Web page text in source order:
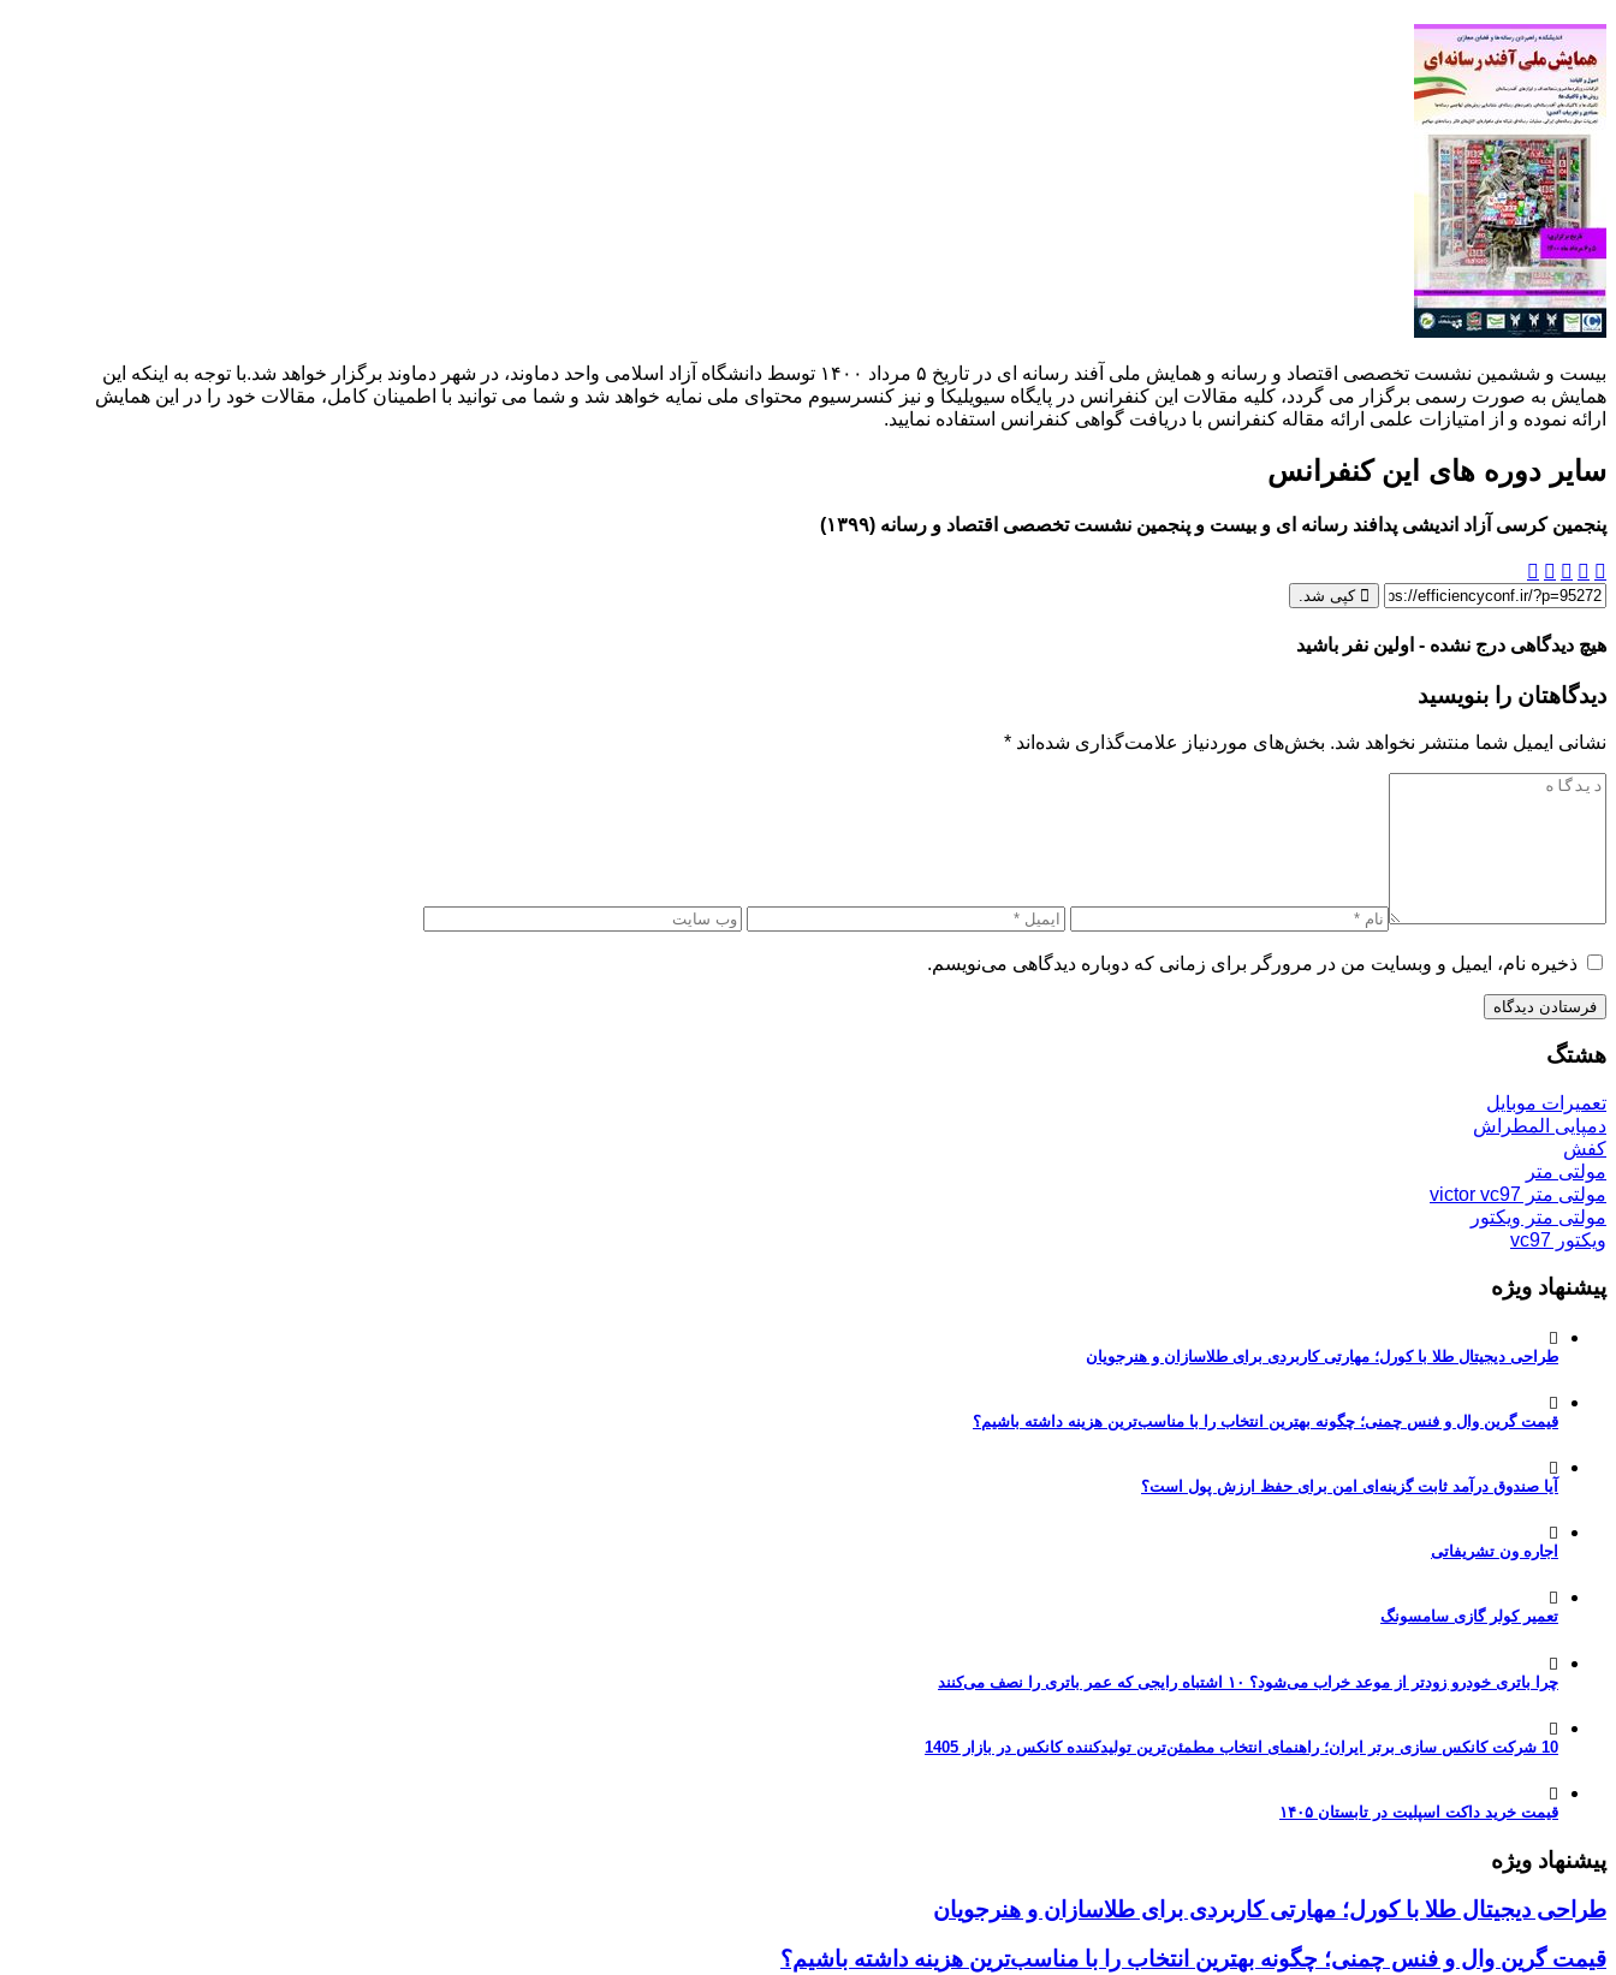
بیست و ششمین نشست تخصصی اقتصاد و رسانه و همایش ملی آفند رسانه ای در تاریخ ۵ مرداد ۱۴۰۰ توسط دانشگاه آزاد اسلامی واحد دماوند، در شهر دماوند برگزار خواهد شد.با توجه به اینکه این
همایش به صورت رسمی برگزار می گردد، کلیه مقالات این کنفرانس در پایگاه سیویلیکا و نیز کنسرسیوم محتوای ملی نمایه خواهد شد و شما می توانید با اطمینان کامل، مقالات خود را در این همایش
ارائه نموده و از امتیازات علمی ارائه مقاله کنفرانس با دریافت گواهی کنفرانس استفاده نمایید.
سایر دوره های این کنفرانس
پنجمین کرسی آزاد اندیشی پدافند رسانه ای و بیست و پنجمین نشست تخصصی اقتصاد و رسانه (۱۳۹۹)
کپی شد.
هیچ دیدگاهی درج نشده - اولین نفر باشید
دیدگاهتان را بنویسید
نشانی ایمیل شما منتشر نخواهد شد. بخش‌های موردنیاز علامت‌گذاری شده‌اند *
ذخیره نام، ایمیل و وبسایت من در مرورگر برای زمانی که دوباره دیدگاهی می‌نویسم.
هشتگ
تعمیرات موبایل
دمپایی المطراش
کفش
مولتی متر
مولتی متر victor vc97
مولتی متر ویکتور
ویکتور vc97
پیشنهاد ویژه
طراحی دیجیتال طلا با کورل؛ مهارتی کاربردی برای طلاسازان و هنرجویان
قیمت گرین وال و فنس چمنی؛ چگونه بهترین انتخاب را با مناسب‌ترین هزینه داشته باشیم؟
آیا صندوق درآمد ثابت گزینه‌ای امن برای حفظ ارزش پول است؟
اجاره ون تشریفاتی
تعمیر کولر گازی سامسونگ
چرا باتری خودرو زودتر از موعد خراب می‌شود؟ ۱۰ اشتباه رایجی که عمر باتری را نصف می‌کنند
10 شرکت کانکس سازی برتر ایران؛ راهنمای انتخاب مطمئن‌ترین تولیدکننده کانکس در بازار 1405
قیمت خرید داکت اسپلیت در تابستان ۱۴۰۵
پیشنهاد ویژه
طراحی دیجیتال طلا با کورل؛ مهارتی کاربردی برای طلاسازان و هنرجویان
قیمت گرین وال و فنس چمنی؛ چگونه بهترین انتخاب را با مناسب‌ترین هزینه داشته باشیم؟